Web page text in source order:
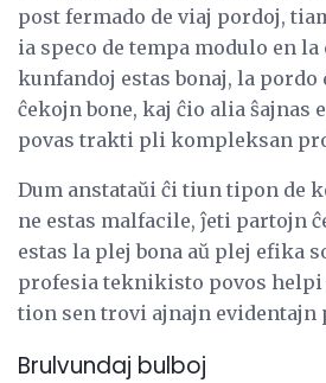
post fermado de viaj pordoj,
ia speco de tempa modulo en
kunfandoj estas bonaj, la pordo
ĉekojn bone, kaj ĉio alia ŝajnas
povas trakti pli kompleksan
Dum anstataŭi ĉi tiun tipon de
ne estas malfacile, ĵeti partojn
estas la plej bona aŭ plej efika
profesia teknikisto povos helpi
tion sen trovi ajnajn evidentajn
Brulvundaj bulboj